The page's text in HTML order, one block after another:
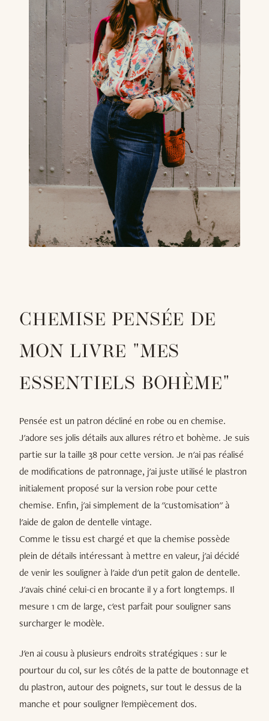
CHEMISE PENSÉE DE
MON LIVRE "MES
ESSENTIELS BOHÈME"
Pensée est un patron décliné en robe ou en chemise.
J'adore ses jolis détails aux allures rétro et bohème. Je suis
partie sur la taille 38 pour cette version. Je n'ai pas réalisé
de modifications de patronnage, j'ai juste utilisé le plastron
initialement proposé sur la version robe pour cette
chemise. Enfin, j'ai simplement de la "customisation" à
l'aide de galon de dentelle vintage.
Comme le tissu est chargé et que la chemise possède
plein de détails intéressant à mettre en valeur, j'ai décidé
de venir les souligner à l'aide d'un petit galon de dentelle.
J'avais chiné celui-ci en brocante il y a fort longtemps. Il
mesure 1 cm de large, c'est parfait pour souligner sans
surcharger le modèle.
J'en ai cousu à plusieurs endroits stratégiques : sur le
pourtour du col, sur les côtés de la patte de boutonnage et
du plastron, autour des poignets, sur tout le dessus de la
manche et pour souligner l'empiècement dos.